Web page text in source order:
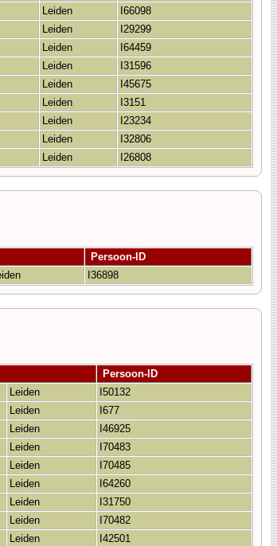
Leiden
I66098
Leiden
I29299
Leiden
I64459
Leiden
I31596
Leiden
I45675
Leiden
I3151
Leiden
I23234
Leiden
I32806
Leiden I26808
Persoon-ID
I36898
Persoon-ID
Leiden
I50132
Leiden
I677
Leiden
I46925
Leiden
I70483
Leiden
I70485
Leiden
I64260
Leiden
I31750
Leiden
I70482
Leiden
I42501